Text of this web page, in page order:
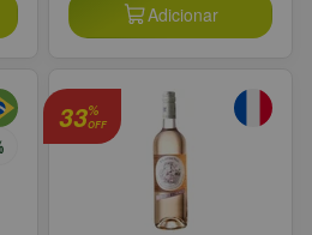
Adicionar
33%
OFF